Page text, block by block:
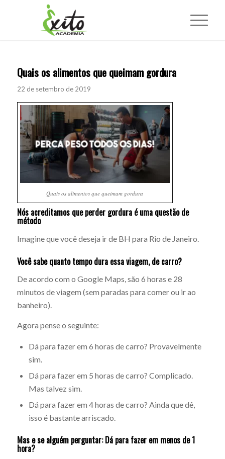
Quais os alimentos que queimam gordura
22 de setembro de 2019
Quais os alimentos que queimam gordura
Nós acreditamos queperder gorduraé uma questão de
método
Imagine que você deseja ir de BH para Rio de Janeiro.
Você sabe quanto tempo dura essa viagem, de carro?
De acordo com o Google Maps, são 6 horas e 28
minutos de viagem (sem paradas para comer ou ir ao
banheiro).
Agora pense o seguinte:
Dá para fazer em 6 horas de carro? Provavelmente
sim.
Dá para fazer em 5 horas de carro? Complicado.
Mas talvez sim.
Dá para fazer em 4 horas de carro? Ainda que dê,
isso é bastante arriscado.
Mas e se alguém perguntar: Dá para fazer em menos de 1
hora?